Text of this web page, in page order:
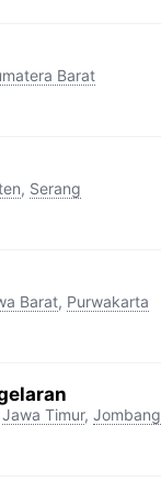
Barat
, Serang
Barat, Purwakarta
Jawa Timur, Jombang